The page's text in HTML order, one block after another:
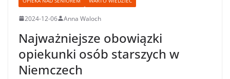
2024-12-06 Anna Waloch
Najważniejsze obowiązki
opiekunki osób starszych w
Niemczech